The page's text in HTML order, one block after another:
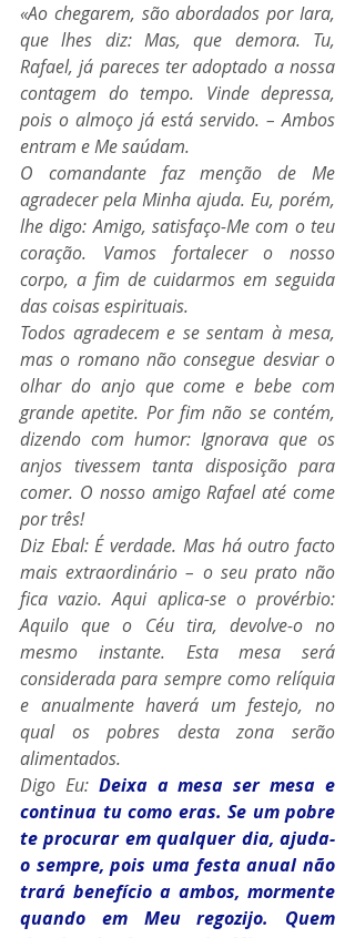
«Ao chegarem, são abordados por Iara,
que lhes diz: Mas, que demora. Tu,
Rafael, já pareces ter adoptado a nossa
contagem do tempo. Vinde depressa,
pois o almoço já está servido. – Ambos
entram e Me saúdam.
O comandante faz menção de Me
agradecer pela Minha ajuda. Eu, porém,
lhe digo: Amigo, satisfaço-Me com o teu
coração. Vamos fortalecer o nosso
corpo, a fim de cuidarmos em seguida
das coisas espirituais.
Todos agradecem e se sentam à mesa,
mas o romano não consegue desviar o
olhar do anjo que come e bebe com
grande apetite. Por fim não se contém,
dizendo com humor: Ignorava que os
anjos tivessem tanta disposição para
comer. O nosso amigo Rafael até come
por três!
Diz Ebal: É verdade. Mas há outro facto
mais extraordinário – o seu prato não
fica vazio. Aqui aplica-se o provérbio:
Aquilo que o Céu tira, devolve-o no
mesmo instante. Esta mesa será
considerada para sempre como relíquia
e anualmente haverá um festejo, no
qual os pobres desta zona serão
alimentados.
Digo Eu: Deixa a mesa ser mesa e
continua tu como eras. Se um pobre
te procurar em qualquer dia, ajuda-
o sempre, pois uma festa anual não
trará benefício a ambos, mormente
quando em Meu regozijo. Quem